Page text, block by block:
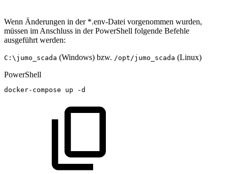
Wenn Änderungen in der *.env-Datei vorgenommen wurden,
müssen im Anschluss in der PowerShell folgende Befehle
ausgeführt werden:
C:\jumo_scada (Windows) bzw. /opt/jumo_scada (Linux)
PowerShell
docker-compose up -d